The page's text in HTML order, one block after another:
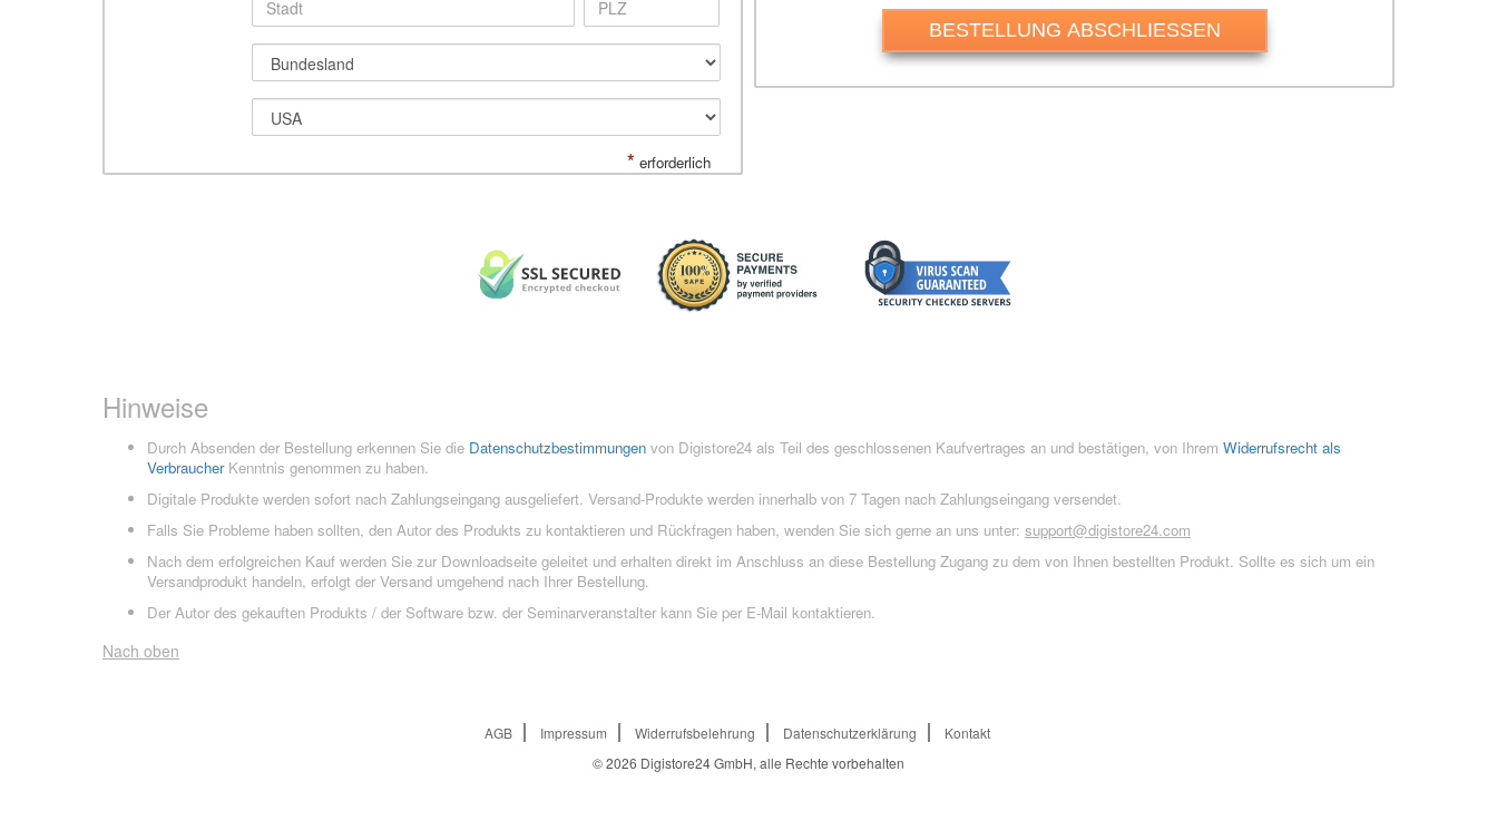
* erforderlich
BESTELLUNG ABSCHLIESSEN
Hinweise
Durch Absenden der Bestellung erkennen Sie die Datenschutzbestimmungen von Digistore24 als Teil des geschlossenen Kaufvertrages an und bestätigen, von Ihrem Widerrufsrecht als
VerbraucherKenntnis genommen zu haben.
Digitale Produkte werden sofort nach Zahlungseingang ausgeliefert. Versand-Produkte werden innerhalb von 7 Tagen nach Zahlungseingang versendet.
Falls Sie Probleme haben sollten, den Autor des Produkts zu kontaktieren und Rückfragen haben, wenden Sie sich gerne an uns unter: support@digistore24.com
Nach dem erfolgreichen Kauf werden Sie zur Downloadseite geleitet und erhalten direkt im Anschluss an diese Bestellung Zugang zu dem von Ihnen bestellten Produkt. Sollte es sich um ein
Versandprodukt handeln, erfolgt der Versand umgehend nach Ihrer Bestellung.
Der Autor des gekauften Produkts / der Software bzw. der Seminarveranstalter kann Sie per E-Mail kontaktieren.
Nach oben
AGB Impressum Widerrufsbelehrung Datenschutzerklärung
Kontakt
© 2026 Digistore24 GmbH, alle Rechte vorbehalten